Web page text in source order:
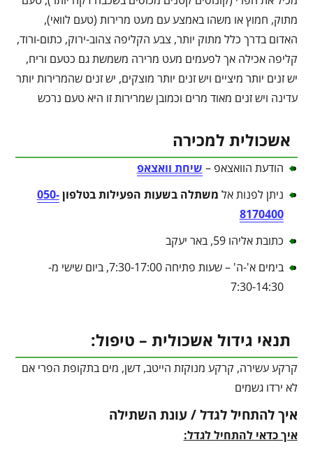
מתוק, חמוץ או משהו באמצע עם מעט מרירות (טעם לוואי),
האדום בדרך כלל מתוק יותר, צבע הקליפה צהוב-ירוק, כתום-ורוד,
קליפה אכילה אך לפעמים מעט מרירה משמשת גם כטעם וריח,
יש זנים יותר מיציים ויש זנים יותר מוצקים, יש זנים שהמרירות יותר
עדינה ויש זנים מאוד מרים וכמובן שמרירות זו היא טעם נרכש
אשכולית למכירה
הודעת הוואצאפ – שיחת וואצאפ
ניתן לפנות אל משתלה בשעות הפעילות בטלפון050-
8170400
כתובת אליהו 59, באר יעקב
בימים א'-ה' – שעות פתיחה 7:30-17:00, ביום שישי מ-
7:30-14:30
תנאי גידול אשכולית – טיפול:
קרקע עשירה, קרקע מנוקזת הייטב, דשן, מים בתקופת הפרי אם
לא ירדו גשמים
איך להתחיל לגדל / עונת השתילה
איך כדאי להתחיל לגדל: